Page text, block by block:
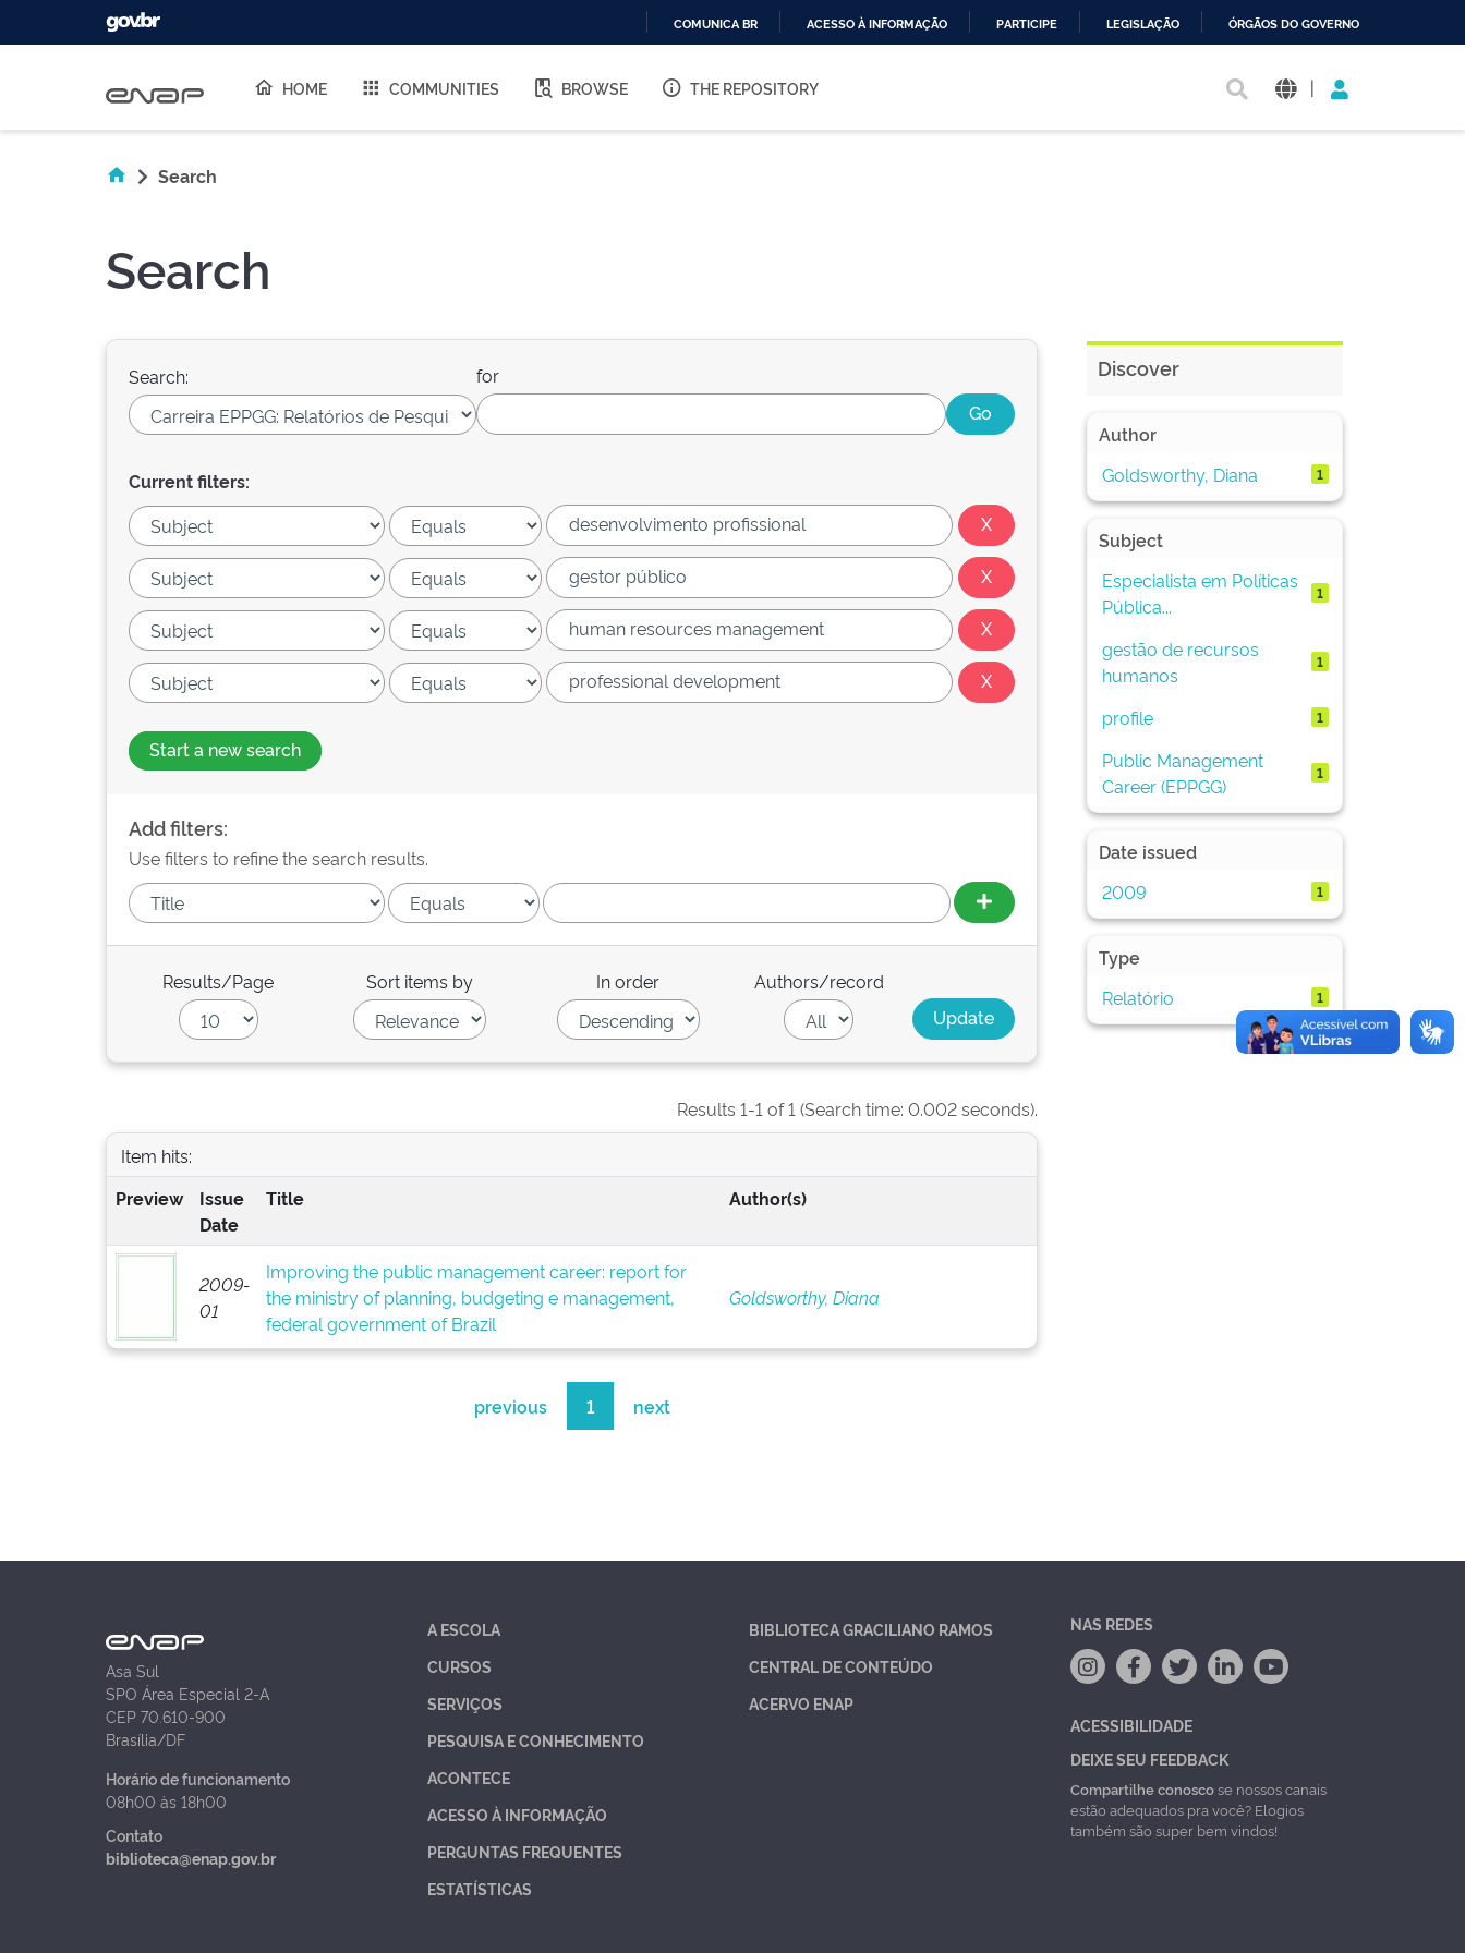
O
COMUNICA BR ACESSO À INFORMAÇÃO PARTICIPE LEGISLAÇÃO ÓRGÃOS DO GOVERNO
HOME COMMUNITIES BROWSE THE REPOSITORY |
Search
Search
Search: for
Current filters:
Start a new search
Add filters:
Use filters to refine the search results.
Results/Page Sort items by In order Authors/record
Results 1-1 of 1 (Search time: 0.002 seconds).
Item hits:
Preview
Issue
Date
Title Author(s)
2009-
01
Improving the public management career: report for
the ministry of planning, budgeting e management,
federal government of Brazil
Goldsworthy, Diana
previous 1 next
Discover
Author
Goldsworthy, Diana
1
Subject
Especialista em Políticas
Pública...
1
gestão de recursos
humanos
1
profile 1
Public Management
Career (EPPGG)
1
Date issued
2009
1
Type
Relatório
1
Asa Sul
SPO Área Especial 2-A
CEP 70.610-900
Brasília/DF
Horário de funcionamento
08h00 às 18h00
Contato
biblioteca@enap.gov.br
A ESCOLA
CURSOS
SERVIÇOS
PESQUISA E CONHECIMENTO
ACONTECE
ACESSO À INFORMAÇÃO
PERGUNTAS FREQUENTES
ESTATÍSTICAS
BIBLIOTECA GRACILIANO RAMOS
CENTRAL DE CONTEÚDO
ACERVO ENAP
NAS REDES
ACESSIBILIDADE
DEIXE SEU FEEDBACK
Compartilhe conoscose nossos canais
estão adequados pra você? Elogios
também são super bem vindos!